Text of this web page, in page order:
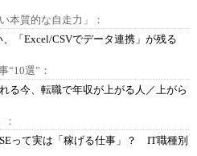
本質的な自走力」：
、「Excel/CSVでデータ連携」が残る
“10選”：
る今、転職で年収が上がる人／上がら
って実は「稼げる仕事」？ IT職種別